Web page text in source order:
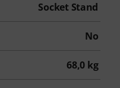
Socket Stand
No
68,0 kg